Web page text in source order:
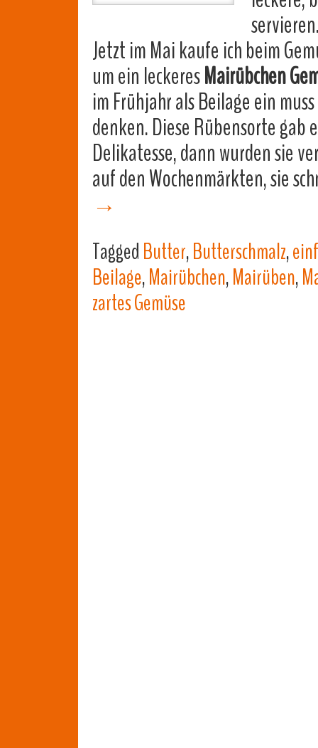
Jetzt im Mai kaufe ich beim
um ein leckeresMairübchen
im Frühjahr als Beilage ein
denken. Diese Rübensorte gab
Delikatesse, dann wurden sie
auf den Wochenmärkten, sie
→
TaggedButter,Butterschmalz,
Beilage,Mairübchen,Mairüben,
zartes Gemüse